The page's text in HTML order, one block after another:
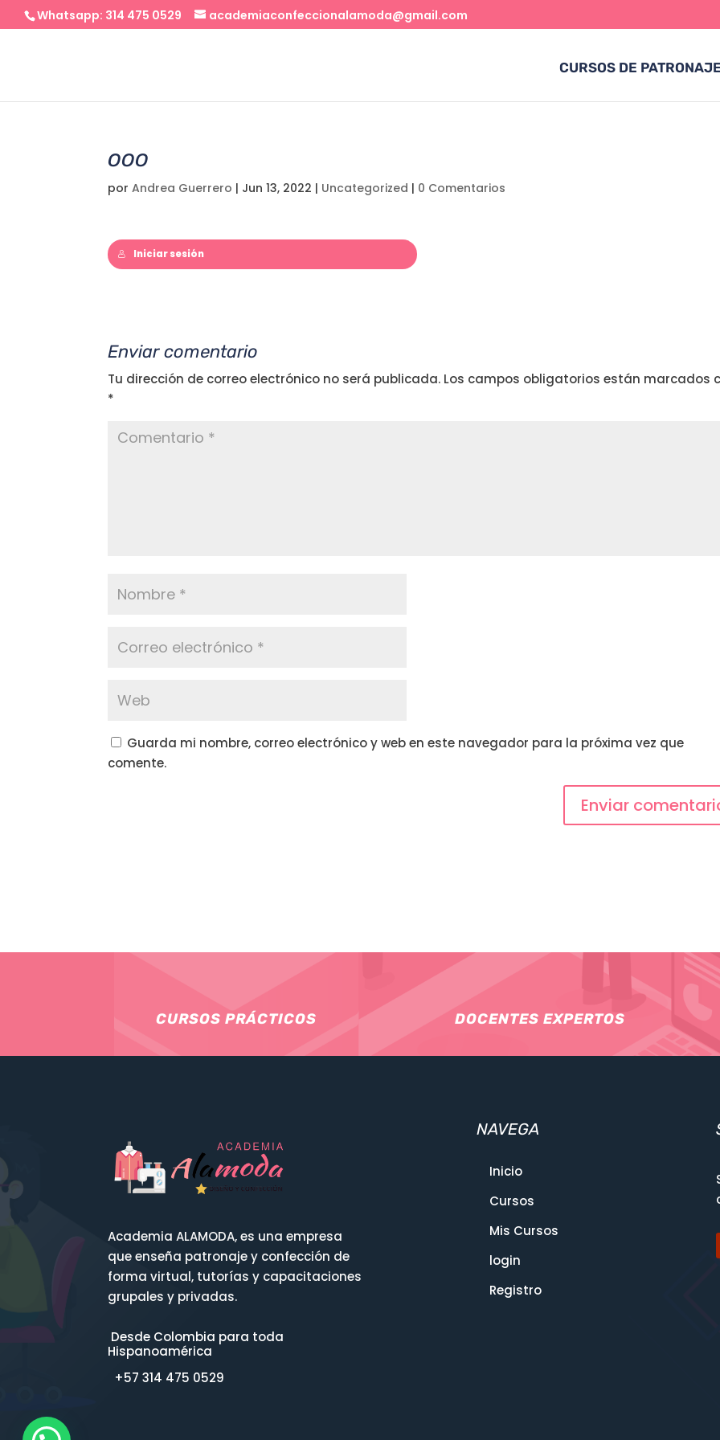
Whatsapp: 314 475 0529 academiaconfeccionalamoda@gmail.com
CURSOS DE
ooo
porAndrea Guerrero | Jun 13, 2022 | Uncategorized | 0 Comentarios
Iniciar sesión
Enviar comentario
Tu dirección de correo electrónico no será publicada. Los campos obligatorios están marcados
*
Guarda mi nombre, correo electrónico y web en este navegador para la próxima vez que
comente.
CURSOS PRÁCTICOS DOCENTES EXPERTOS
Academia ALAMODA, es una empresa
que enseña patronaje y confección de
forma virtual, tutorías y capacitaciones
grupales y privadas.
Desde Colombia para toda
Hispanoamérica
+57 314 475 0529
NAVEGA
Inicio
Cursos
Mis Cursos
login
Registro